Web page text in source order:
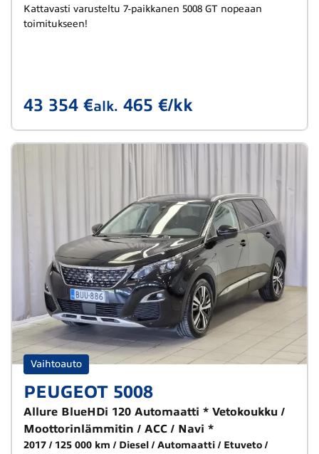
Kattavasti varusteltu 7-paikkanen 5008 GT nopeaan
toimitukseen!
43 354 €alk. 465 €/kk
Vaihtoauto
PEUGEOT 5008
Allure BlueHDi 120 Automaatti * Vetokoukku /
Moottorinlämmitin / ACC / Navi *
2017 125 000 km Diesel Automaatti
Etuveto